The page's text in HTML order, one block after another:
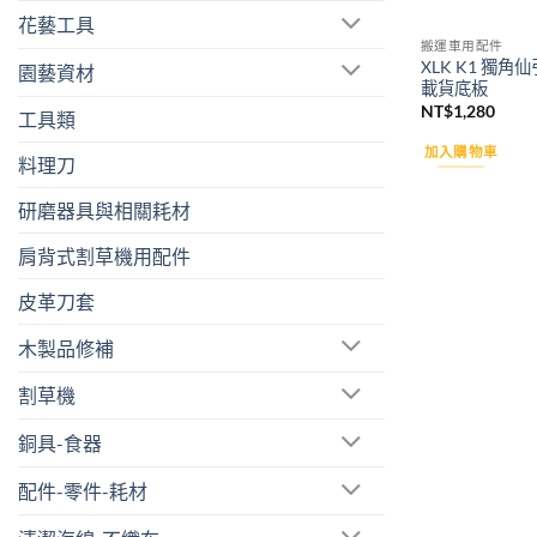
花藝工具
園藝資材
工具類
料理刀
研磨器具與相關耗材
肩背式割草機用配件
皮革刀套
木製品修補
割草機
銅具-食器
配件-零件-耗材
搬運車用配件
XLK K1 獨角仙
載貨底板
NT$1,280
加入購物車